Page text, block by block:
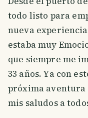
todo listo para
nueva
estaba muy
que siempre me
33 años. Ya con
próxima aventura
mis saludos a